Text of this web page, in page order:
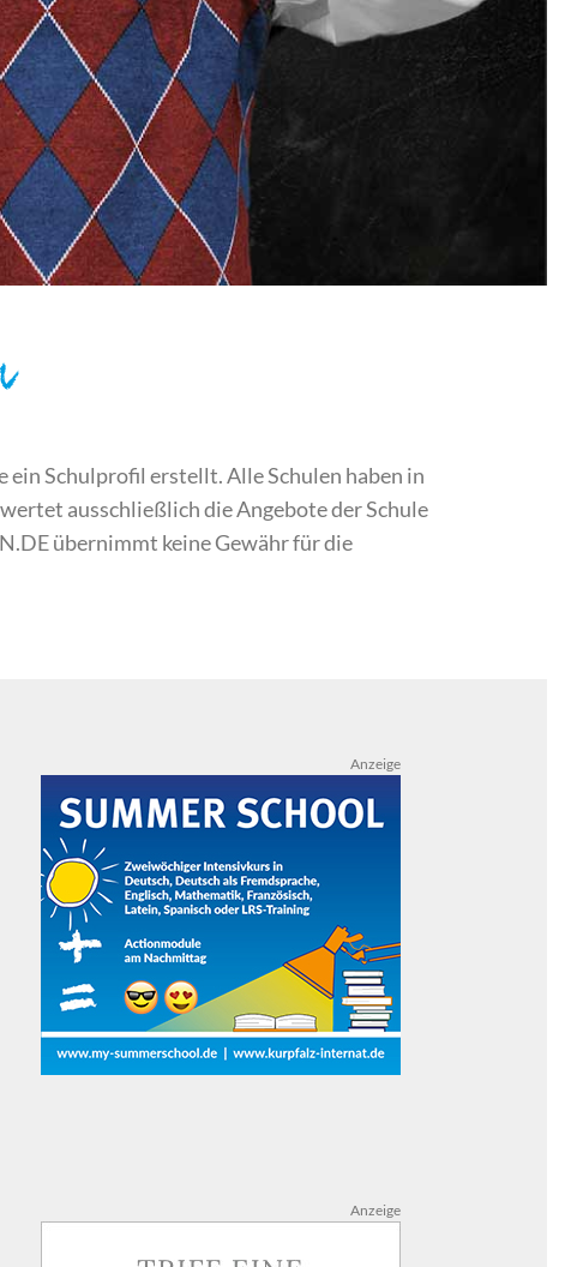
ein Schulprofil erstellt. Alle Schulen haben in
ausschließlich die Angebote der Schule
übernimmt keine Gewähr für die
Anzeige
Anzeige